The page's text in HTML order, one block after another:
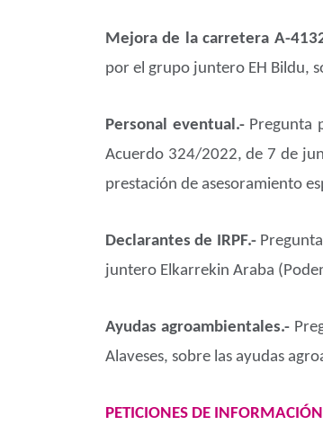
Mejora de la carretera A-
por el grupo juntero EH Bildu,
Personal eventual.- Pregunta
Acuerdo 324/2022, de 7 de
prestación de asesoramiento
Declarantes de IRPF.-
juntero Elkarrekin Araba
Ayudas agroambientales.-
Alaveses, sobre las ayudas
PETICIONES DE INFORMACIÓN